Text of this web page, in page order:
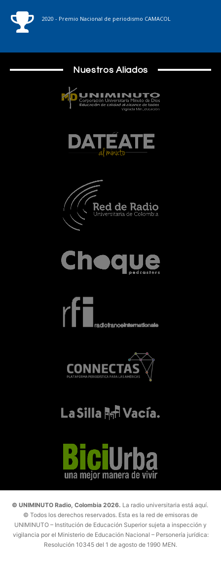
2020 - Premio Nacional de periodismo CAMACOL
Nuestros Aliados
© UNIMINUTO Radio, Colombia 2026. La radio universitaria está aquí.
© Todos los derechos reservados. Esta es la red de emisoras de
UNIMINUTO – Institución de Educación Superior sujeta a inspección y
vigilancia por el Ministerio de Educación Nacional – Personería jurídica:
Resolución 10345 del 1 de agosto de 1990 MEN.